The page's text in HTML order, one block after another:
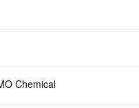
Chemical